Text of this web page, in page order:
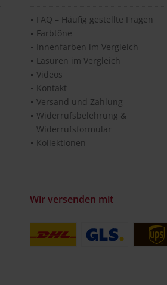
FAQ – Häufig gestellte Fragen
Farbtöne
Innenfarben im Vergleich
Lasuren im Vergleich
Videos
Kontakt
Versand und Zahlung
Widerrufsbelehrung &
Widerrufsformular
Kollektionen
Wir versenden mit